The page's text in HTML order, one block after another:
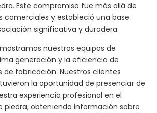
Este compromiso fue más allá de
comerciales y estableció una base
significativa y duradera.
nuestros equipos de
generación y la eficiencia de
de fabricación. Nuestros clientes
la oportunidad de presenciar de
experiencia profesional en el
piedra, obteniendo información sobre